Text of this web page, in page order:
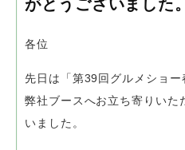
がとうございました。
各位
先日は「第39回グルメショー
弊社ブースへお立ち寄りいた
いました。